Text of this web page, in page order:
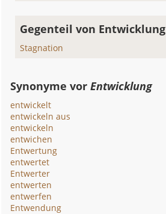
Gegenteil von Entwicklung
Stagnation
Synonyme vorEntwicklung
entwickelt
entwickeln aus
entwickeln
entwichen
Entwertung
entwertet
Entwerter
entwerten
entwerfen
Entwendung